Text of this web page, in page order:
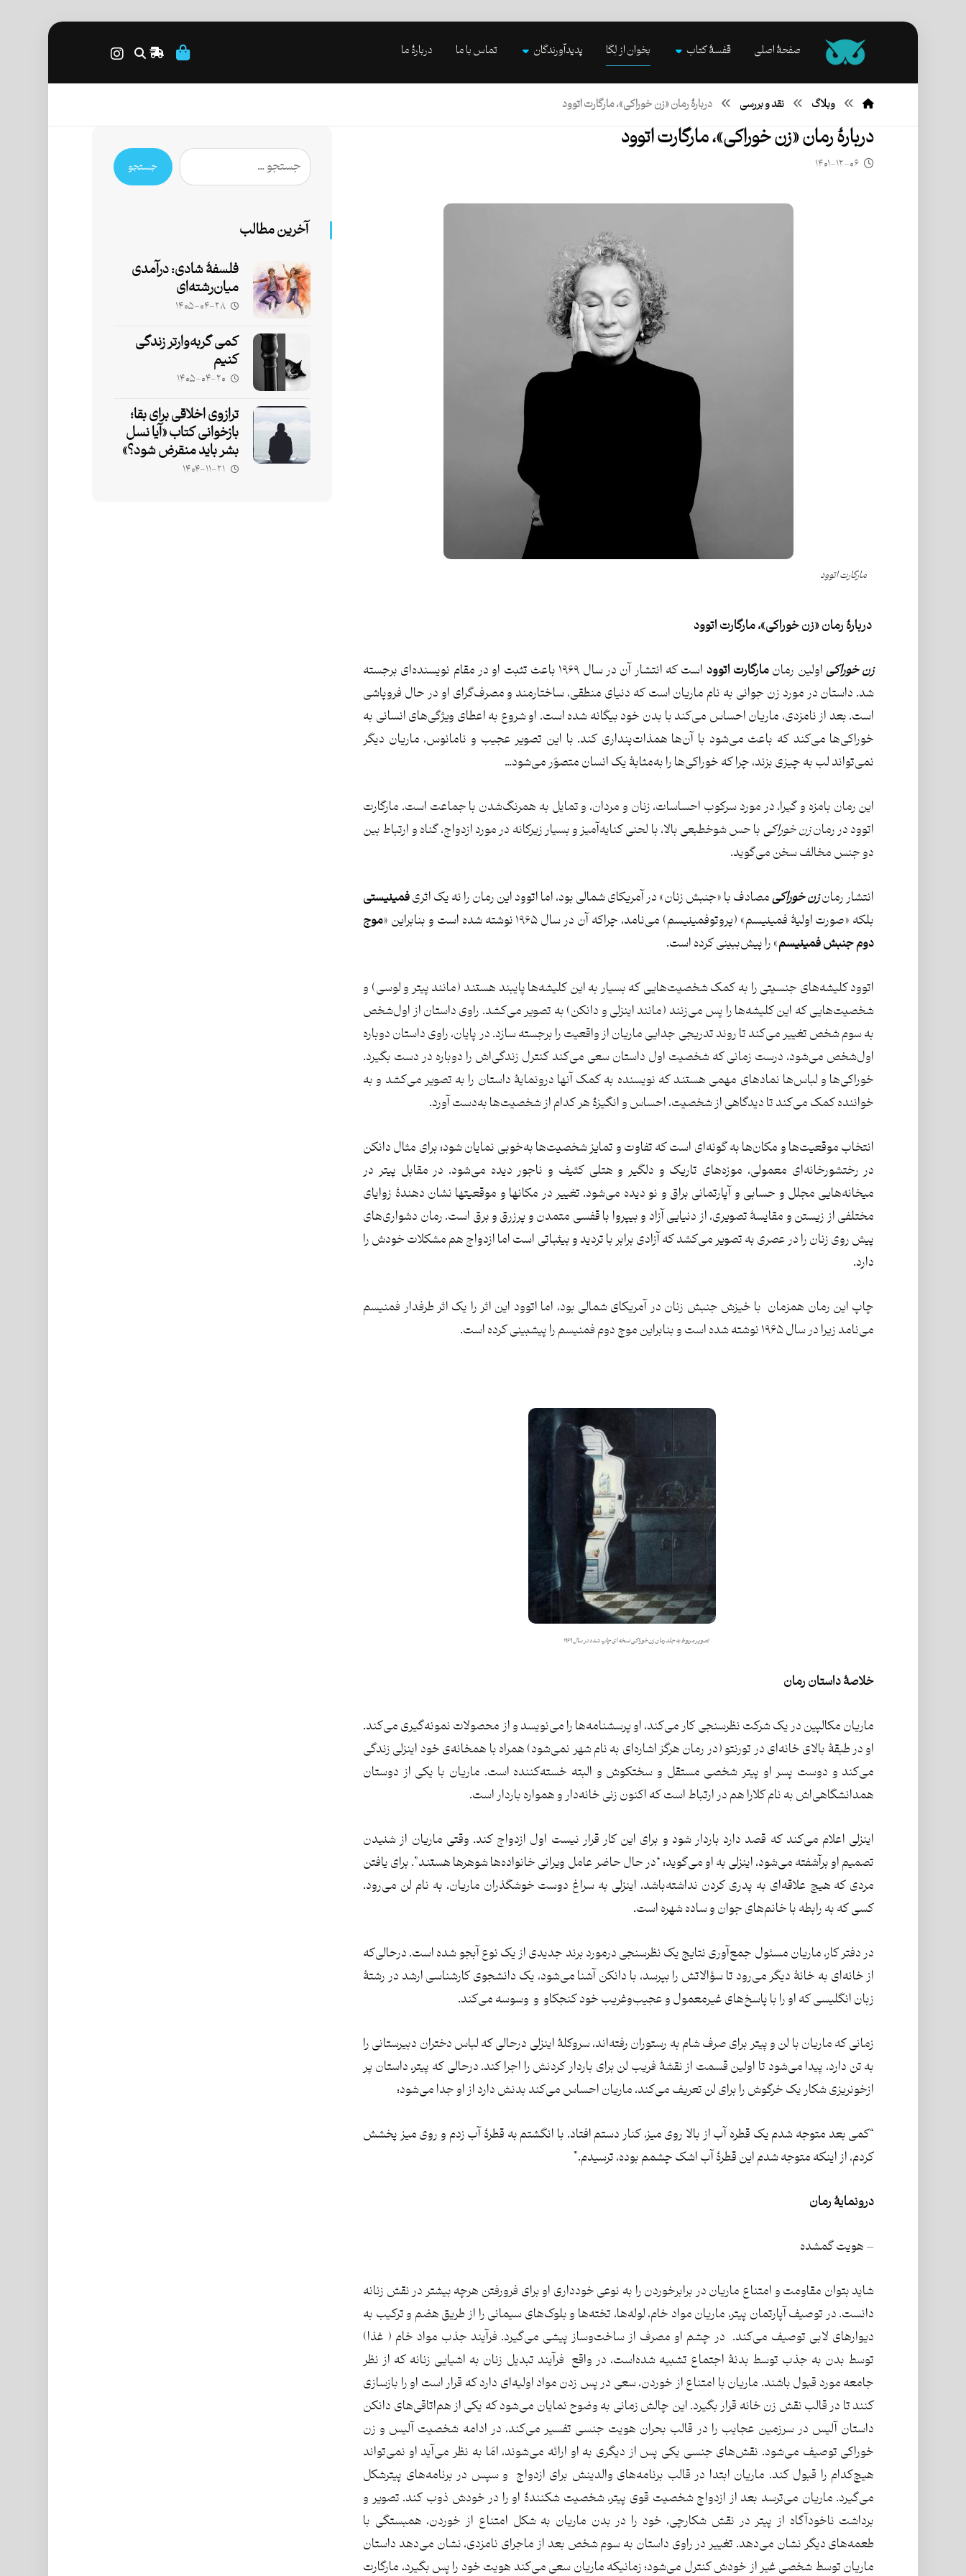
صفحۀ اصلی قفسۀ کتاب بخوان از لِگا پدیدآورندگان تماس با ما دربارۀ ما
وبلاگ نقد و بررسی دربارۀ رمان «زن خوراکی»، مارگارت اتوود
دربارۀ رمان «زن خوراکی»، مارگارت اتوود
۱۴۰۱-۱۲-۰۶
مارگارت اتوود
دربارۀ رمان «زن خوراکی»، مارگارت اتوود
زن خوراکیاولین رمانمارگارت اتوود
است که انتشار آن در سال ۱۹۶۹ باعث تثبت او در مقام نویسنده‌ای برجسته
شد. داستان در مورد زن جوانی به نام ماریان است که دنیای منطقی، ساختارمند و مصرف‌گرای او در حال فروپاشی
است. بعد از نامزدی، ماریان احساس می‌کند با بدن خود بیگانه شده است. او شروع به اعطای ویژگی‌های انسانی به
خوراکی‌ها می‌کند که باعث می‌شود با آن‌ها همذات‌پنداری کند. با این تصویر عجیب و نامانوس، ماریان دیگر
نمی‌تواند لب به چیزی بزند، چرا که خوراکی‌ها را به‌مثابۀ یک انسان متصوّر می‌شود…
این رمان بامزه و گیرا، در مورد سرکوب احساسات، زنان و مردان، و تمایل به همرنگ‌شدن با جماعت‌ است. مارگارت
اتوود در رمانزن خوراکیبا حس شوخ­طبعی بالا، با لحنی کنایه­‌آمیز و بسیار زیرکانه در مورد ازدواج، گناه و ارتباط بین
دو جنس مخالف سخن می‌گوید.
انتشار رمانزن خوراکیمصادف با «جنبش زنان» در آمریکای شمالی بود، اما اتوود این رمان را نه یک اثریفمینیستی
بلکه «صورت اولیۀ فمینیسم» (پروتوفمینیسم) می‌نامد، چراکه آن در سال ۱۹۶۵ نوشته شده است و بنابراین «
موج
دوم جنبش فمینیسم» را پیش‌ببینی کرده است.
اتوود کلیشه‌های جنسیتی را به کمک شخصیت‌هایی که بسیار به این کلیشه‌ها پایبند هستند (مانند پیتر و لوسی) و
شخصیت‌هایی که این کلیشه‌ها را پس می‌زنند (مانند اینزلی و دانکن) به تصویر می‌کشد. راوی داستان از اول‌شخص
به سوم‌ شخص تغییر می‌کند تا روند تدریجی جدایی ماریان از واقعیت را برجسته سازد. در پایان، راوی داستان دوباره
اول‌شخص می‌شود، درست زمانی که شخصیت اول داستان سعی می‌کند کنترل زندگی‌اش را دوباره در دست بگیرد.
خوراکی‌ها و لباس‌ها نمادهای مهمی هستند که نویسنده به کمک آنها درونمایۀ داستان را به تصویر می‌کشد و به
خواننده کمک می‌کند تا دیدگاهی از شخصیت، احساس و انگیزۀ هر کدام از شخصیت‌ها به‌دست آورد.
انتخاب موقعیت‌ها و مکان‌ها به گونه‌ای است که تفاوت و تمایز شخصیت‌ها به‌خوبی نمایان شود؛ برای مثال دانکن
در رختشورخانه‌ای معمولی، موزه‌های تاریک و دلگیر و هتلی کثیف و ناجور دیده می‌شود. در مقابل پیتر در
میخانه‌هایی مجلل و حسابی و آپارتمانی براق و نو دیده می‌شود. تغییر در مکانها و موقعیتها نشان دهندۀ زوایای
مختلفی از زیستن و مقایسۀ تصویری، از دنیایی آزاد و بیپروا با قفسی متمدن و پرزرق و برق است. رمان دشواری‌های
پیش روی زنان را در عصری به تصویر می‌کشد که آزادی برابر با تردید و بیثباتی است اما ازدواج هم مشکلات خودش را
دارد.
چاپ این رمان همزمان با خیزش جنبش زنان در آمریکای شمالی بود، اما اتوود این اثر را یک اثر طرفدار فمنیسم
می‌نامد زیرا در سال ۱۹۶۵ نوشته شده است و بنابراین موج دوم فمنیسم را پیشبینی کرده ‌است.
تصویر مربوط به جلد رمانزن خوراکینسخه ای چاپ شده در سال ۱۹۶۹
خلاصۀ داستان رمان
ماریان مکالپین در یک شرکت نظرسنجی کار می‌کند، او پرسشنامه‌ها را می‌نویسد و از محصولات نمونه‌گیری می‌کند.
او در طبقۀ بالای خانه‌ای در تورنتو (در رمان هرگز اشاره‌ای به نام شهر نمی‌شود) همراه با همخان‍ه‌ی خود اینزلی زندگی
می‌کند و دوست پسر او پیتر شخصی مستقل و سختکوش و البته خسته‌کننده است. ماریان با یکی از دوستان
همدانشگاهی‌اش به نام کلارا هم در ارتباط است که اکنون زنی خانه‌دار و همواره باردار است.
اینزلی اعلام می‌کند که قصد دارد باردار شود و برای این کار قرار نیست اول ازدواج کند. وقتی ماریان از شنیدن
تصمیم او برآشفته می‌شود، اینزلی به او می‌گوید: “در حال حاضر عامل ویرانی خانواده‌ها شوهرها هستند”. برای یافتن
مردی که هیچ علاقه‌ای به پدری کردن نداشته‌باشد، اینزلی به سراغ دوست خوشگذران ماریان، به نام لن می‌رود.
کسی که به رابطه با خانم‌های جوان و ساده شهره است.
در دفتر کار، ماریان مسئول جمع‌آوری نتایج یک نظرسنجی درمورد برند جدیدی از یک نوع آبجو شده است. درحالی‌که
از خانه‌ای به خانۀ دیگر می‌رود تا سؤالاتش را بپرسد، با دانکن آشنا می‌شود، یک دانشجوی کارشناسی ارشد در رشتۀ
زبان انگلیسی که او را با پاسخ‌های غیرمعمول و عجیب‌وغریب خود کنجکاو و وسوسه می‌کند.
زمانی که ماریان با لن و پیتر برای صرف شام به رستوران رفته‌اند، سروکلۀ اینزلی درحالی که لباس دختران دبیرستانی را
به تن دارد، پیدا می‌شود تا اولین قسمت از نقشۀ فریب لن برای باردار کردنش را اجرا کند. درحالی که پیتر، داستان پر
ازخونریزی شکار یک خرگوش را برای لن تعریف می‌کند، ماریان احساس می‌کند بدنش دارد از او جدا می‌شود:
“کمی بعد متوجه شدم یک قطره آب از بالا روی میز، کنار دستم افتاد. با انگشتم به قطرۀ آب زدم و روی میز پخشش
کردم، از اینکه متوجه شدم این قطرۀ آب اشک چشمم بوده، ترسیدم.”
درونمایۀ رمان
– هویت گمشده
شاید بتوان مقاومت و امتناع ماریان در برابرخوردن را به نوعی خودداری او برای فرورفتن هرچه بیشتر در نقش زنانه
دانست. در توصیف آپارتمان پیتر، ماریان مواد خام، لوله‌ها، تخته‌ها و بلوک‌های سیمانی را از طریق هضم و ترکیب به
دیوارهای لابی توصیف می‌کند. در چشم او مصرف از ساخت‌وساز پیشی می‌گیرد. فرآیند جذب مواد خام ( غذا)
توسط بدن به جذب توسط بدنۀ اجتماع تشبیه شده‌است، در واقع فرآیند تبدیل زنان به اشیایی زنانه که از نظر
جامعه مورد قبول باشند. ماریان با امتناع از خوردن، سعی در پس زدن مواد اولیه‌ای دارد که قرار است او را بازسازی
کنند تا در قالب نقش زن خانه قرار بگیرد. این چالش زمانی به وضوح نمایان می‌شود که یکی از هم‌اتاقی‌های دانکن
داستان آلیس در سرزمین عجایب را در قالب بحران هویت جنسی تفسیر می‌کند، در ادامه شخصیت آلیس و زن
خوراکی توصیف می‌شود. نقش‌های جنسی یکی پس از دیگری به او ارائه می‌شوند، امّا به نظر می‌آید او نمی‌تواند
هیچ‌کدام را قبول کند. ماریان ابتدا در قالب برنامه‌های والدینش برای ازدواج و سپس در برنامه‌های پیترشکل
می‌گیرد. ماریان می‌ترسد بعد از ازدواج شخصیت قوی پیتر، شخصیت شکنندۀ او را در خودش ذوب کند. تصویر و
برداشت ناخودآگاه از پیتر در نقش شکارچی، خود را در بدن ماریان به شکل امتناع از خوردن، همبستگی با
طعمه‌های دیگر نشان می‌دهد. تغییر در راوی داستان به سوم شخص بعد از ماجرای نامزدی، نشان می‌دهد داستان
ماریان توسط شخصی غیر از خودش کنترل می‌شود؛ زمانیکه ماریان سعی می‌کند هویت خود را پس بگیرد، مارگارت
جستجو
آخرین مطالب
فلسفۀ شادی: درآمدی
میان‌رشته‌ای
۱۴۰۵-۰۴-۲۸
کمی گربه‌وارتر زندگی
کنیم
۱۴۰۵-۰۴-۲۰
ترازوی اخلاقی برای بقا؛
بازخوانی کتاب «آیا نسل
بشر باید منقرض شود؟»
۱۴۰۴-۱۱-۲۱